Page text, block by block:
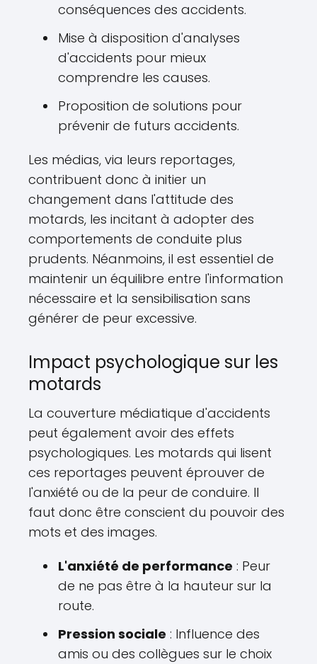
conséquences des accidents.
Mise à disposition d'analyses
d'accidents pour mieux
comprendre les causes.
Proposition de solutions pour
prévenir de futurs accidents.
Les médias, via leurs reportages,
contribuent donc à initier un
changement dans l'attitude des
motards, les incitant à adopter des
comportements de conduite plus
prudents. Néanmoins, il est essentiel de
maintenir un équilibre entre l'information
nécessaire et la sensibilisation sans
générer de peur excessive.
Impact psychologique sur les
motards
La couverture médiatique d'accidents
peut également avoir des effets
psychologiques. Les motards qui lisent
ces reportages peuvent éprouver de
l'anxiété ou de la peur de conduire. Il
faut donc être conscient du pouvoir des
mots et des images.
L'anxiété de performance : Peur
de ne pas être à la hauteur sur la
route.
Pression sociale : Influence des
amis ou des collègues sur le choix